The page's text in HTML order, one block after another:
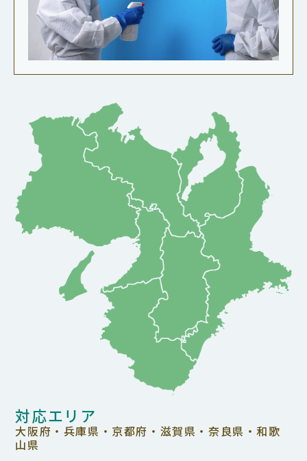
対応エリア
大阪府・兵庫県・京都府・滋賀県・奈良県・和歌
山県